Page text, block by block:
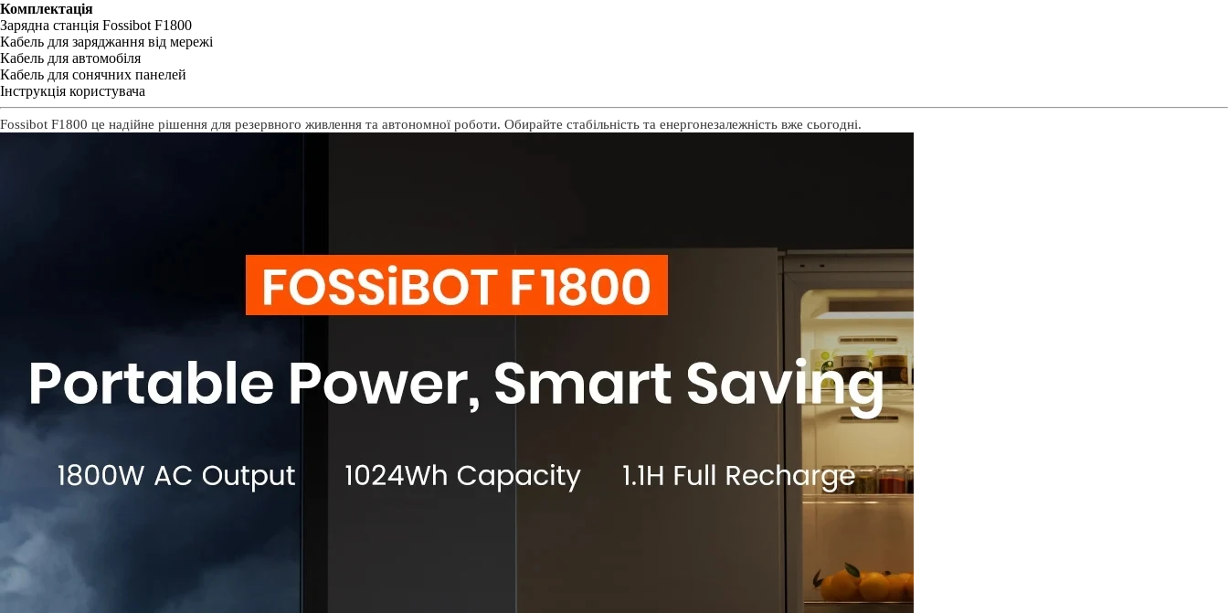
Комплектація
Зарядна станція Fossibot F1800
Кабель для заряджання від мережі
Кабель для автомобіля
Кабель для сонячних панелей
Інструкція користувача
Fossibot F1800 це надійне рішення для резервного живлення та автономної роботи. Обирайте стабільність та енергонезалежність вже сьогодні.